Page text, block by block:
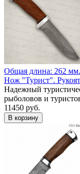
Общая длина: 262 мм.
Нож "Турист".
Надежный
рыболовов и
11450 руб.